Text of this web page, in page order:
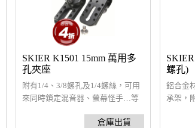
SKIER K1501 15mm 萬用多
孔夾座
附有1/4、3/8螺孔及1/4螺絲，可用
來同時鎖定混音器、螢幕怪手…等
絲，適用於15mm管徑承架，可翻
螺孔)
鋁合金
承架，